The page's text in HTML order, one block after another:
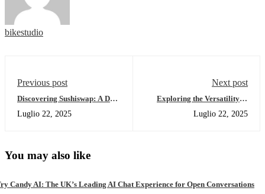
bikestudio
Previous post
Discovering Sushiswap: A DEX
Luglio 22, 2025
Next post
Exploring the Versatility of
Luglio 22, 2025
You may also like
Candy AI: The UK’s Leading AI Chat Experience for Open Conversations